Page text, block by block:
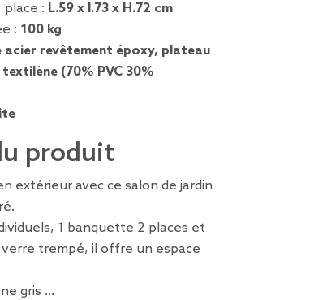
place : L.59 x l.73 x H.72 cm
: 100 kg
revêtement époxy, plateau
(70% PVC 30%
produit
extérieur avec ce salon de jardin
1 banquette 2 places et
trempé, il offre un espace
gris …